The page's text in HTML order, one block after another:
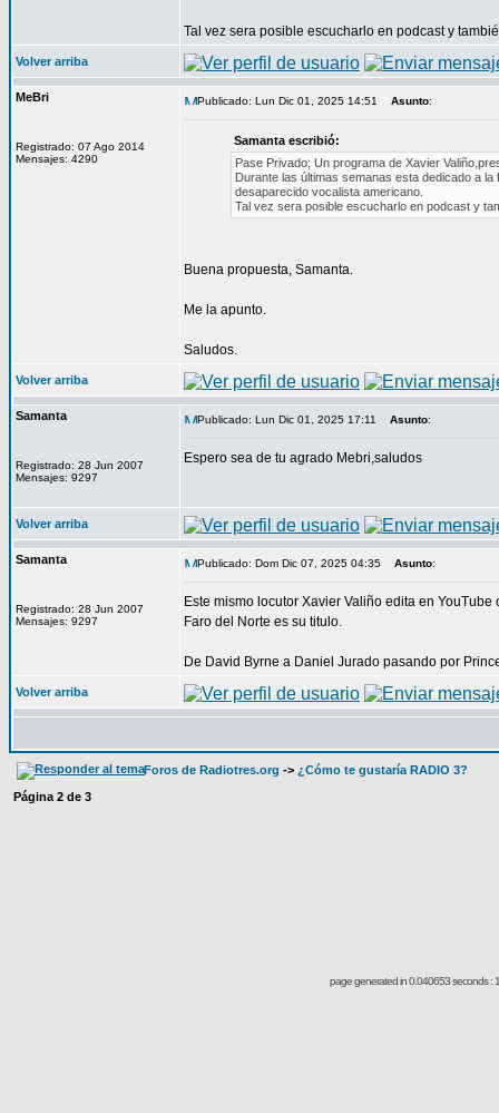
Tal vez sera posible escucharlo en podcast y
Volver arriba
MeBri
Registrado: 07 Ago 2014
Mensajes: 4290
Publicado: Lun Dic 01, 2025 14:51 Asunto:
Samanta escribió:
Pase Privado; Un programa de Xavier
Durante las últimas semanas esta dedicado a
desaparecido vocalista americano.
Tal vez sera posible escucharlo en podcast y
Buena propuesta, Samanta.
Me la apunto.
Saludos.
Volver arriba
Samanta
Registrado: 28 Jun 2007
Mensajes: 9297
Publicado: Lun Dic 01, 2025 17:11 Asunto:
Espero sea de tu agrado Mebri,saludos
Volver arriba
Samanta
Registrado: 28 Jun 2007
Mensajes: 9297
Publicado: Dom Dic 07, 2025 04:35 Asunto:
Este mismo locutor Xavier Valiño edita en
Faro del Norte es su titulo.
De David Byrne a Daniel Jurado pasando por
Volver arriba
Foros de Radiotres.org -> ¿Cómo te gustaría RADIO 3?
Página 2 de 3
page generated in 0.040653 seconds :